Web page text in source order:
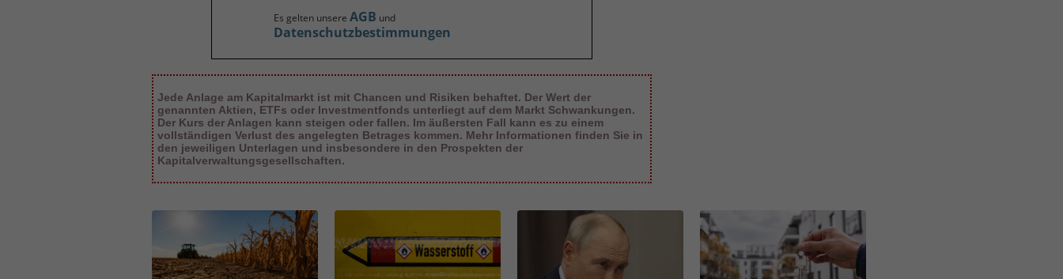
Es gelten unsere AGB und
Datenschutzbestimmungen
Jede Anlage am Kapitalmarkt ist mit Chancen und Risiken behaftet. Der Wert der
genannten Aktien, ETFs oder Investmentfonds unterliegt auf dem Markt Schwankungen.
Der Kurs der Anlagen kann steigen oder fallen. Im äußersten Fall kann es zu einem
vollständigen Verlust des angelegten Betrages kommen. Mehr Informationen finden Sie in
den jeweiligen Unterlagen und insbesondere in den Prospekten der
Kapitalverwaltungsgesellschaften.